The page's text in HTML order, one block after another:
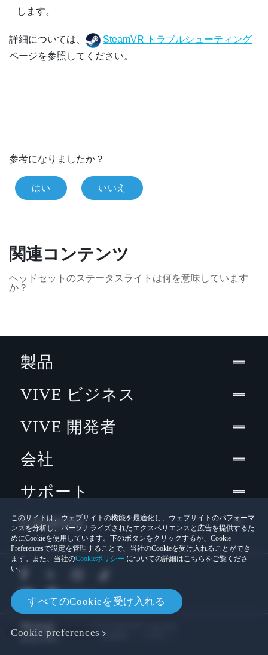
します。
詳細については、
SteamVR トラブルシューティング
ページを参照してください。
参考になりましたか？
はい いいえ
関連コンテンツ
ヘッドセットのステータスライトは何を意味しています
か？
このサイトは、ウェブサイトの機能を最適化し、ウェブサイトのパフォーマ
ンスを分析し、パーソナライズされたエクスペリエンスと広告を提供するた
めにCookieを使用しています。下のボタンをクリックするか、Cookie
Preferencesで設定を管理することで、当社のCookieを受け入れることができ
ます。また、当社のCookieポリシー についての詳細はこちらをご覧くださ
い。
すべてのCookieを受け入れる
Cookie preferences
製品
VIVE ビジネス
VIVE 開発者
会社
サポート
Location
法的情報